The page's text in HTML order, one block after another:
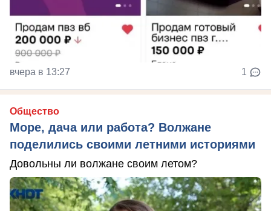
вчера в 13:27 1
Общество
Море, дача или работа? Волжане
поделились своими летними историями
Довольны ли волжане своим летом?